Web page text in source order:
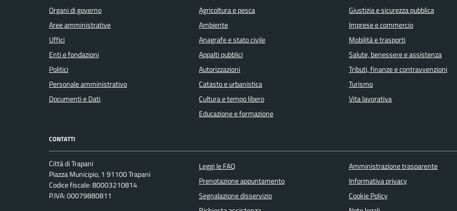
Organi di governo
Aree amministrative
Uffici
Enti e fondazioni
Politici
Personale amministrativo
Documenti e Dati
Agricoltura e pesca
Ambiente
Anagrafe e stato civile
Appalti pubblici
Autorizzazioni
Catasto e urbanistica
Cultura e tempo libero
Educazione e formazione
Giustizia e sicurezza pubblica
Imprese e commercio
Mobilità e trasporti
Salute, benessere e assistenza
Tributi, finanze e contravvenzioni
Turismo
Vita lavorativa
CONTATTI
Città di Trapani
Piazza Municipio, 1 91100 Trapani
Codice fiscale: 80003210814
P.IVA: 00079880811
Leggi le FAQ
Prenotazione appuntamento
Segnalazione disservizio
Amministrazione trasparente
Informativa privacy
Cookie Policy